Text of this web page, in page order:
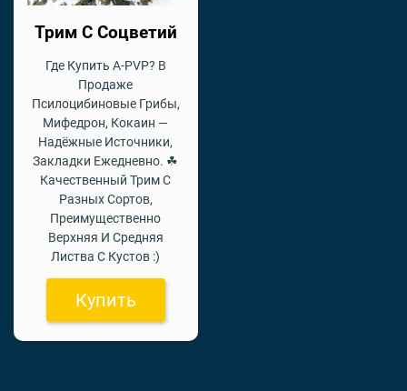
Трим С Соцветий
Где Купить A-PVP? В
Продаже
Псилоцибиновые Грибы,
Мифедрон, Кокаин —
Надёжные Источники,
Закладки Ежедневно. ☘
Качественный Трим С
Разных Сортов,
Преимущественно
Верхняя И Средняя
Листва С Кустов :)
Купить